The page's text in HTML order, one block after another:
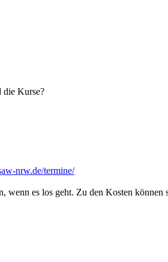
die Kurse?
nrw.de/termine/
es los geht. Zu den Kosten können